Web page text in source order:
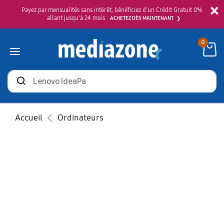
×
Payez par mensualités sans intérêt, bénéficiez d'un Crédit Gratuit 0%
allant jusqu'à 24 mois
ACHETEZ DÈS MAINTENANT
Rechercher
des
produits
0
Accueil Ordinateurs